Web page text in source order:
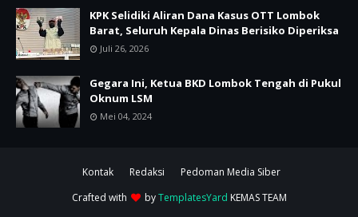
KPK Selidiki Aliran Dana Kasus OTT Lombok
Barat, Seluruh Kepala Dinas Berisiko Diperiksa
Juli 26, 2026
Gegara Ini, Ketua BKD Lombok Tengah di Pukul
Oknum LSM
Mei 04, 2024
Kontak Redaksi
Pedoman Media Siber
Crafted with
byTemplatesYard KEMAS TEAM